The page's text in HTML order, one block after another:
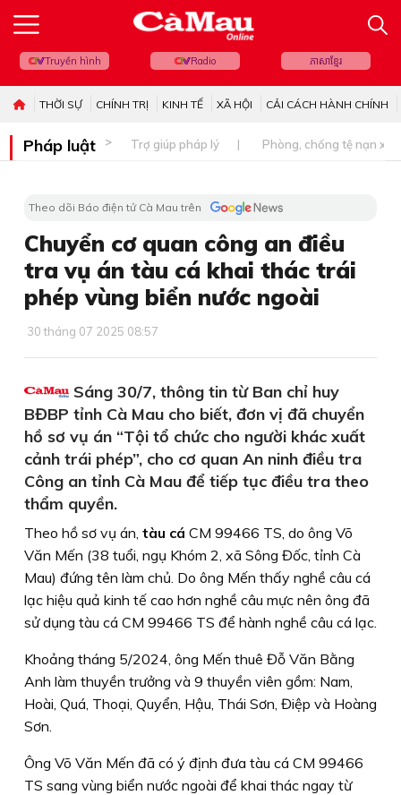
Truyền hình Radio ភាសាខ្មែរ
THỜI SỰ CHÍNH TRỊ KINH TẾ XÃ HỘI CẢI CÁCH HÀNH CHÍNH
Pháp luật Trợ giúp pháp lý Phòng, chống tệ nạn xã
Theo dõi Báo điện tử Cà Mau trên
Chuyển cơ quan công an điều
tra vụ án tàu cá khai thác trái
phép vùng biển nước ngoài
30 tháng 07 2025 08:57
Sáng 30/7, thông tin từ Ban chỉ huy
BĐBP tỉnh Cà Mau cho biết, đơn vị đã chuyển
hồ sơ vụ án “Tội tổ chức cho người khác xuất
cảnh trái phép”, cho cơ quan An ninh điều tra
Công an tỉnh Cà Mau để tiếp tục điều tra theo
thẩm quyền.
Theo hồ sơ vụ án, tàu cá CM 99466 TS, do ông Võ
Văn Mến (38 tuổi, ngụ Khóm 2, xã Sông Đốc, tỉnh Cà
Mau) đứng tên làm chủ. Do ông Mến thấy nghề câu cá
lạc hiệu quả kinh tế cao hơn nghề câu mực nên ông đã
sử dụng tàu cá CM 99466 TS để hành nghề câu cá lạc.
Khoảng tháng 5/2024, ông Mến thuê Đỗ Văn Bằng
Anh làm thuyền trưởng và 9 thuyền viên gồm: Nam,
Hoài, Quá, Thoại, Quyển, Hậu, Thái Sơn, Điệp và Hoàng
Sơn.
Ông Võ Văn Mến đã có ý định đưa tàu cá CM 99466
TS sang vùng biển nước ngoài để khai thác ngay từ